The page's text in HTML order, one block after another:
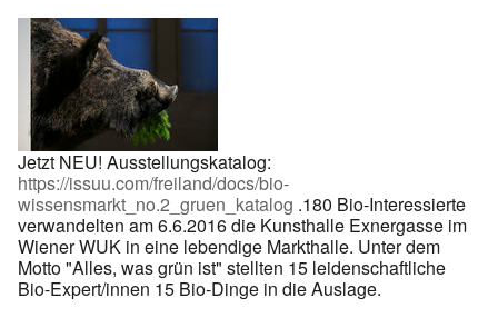
Jetzt NEU! Ausstellungskatalog:
https://issuu.com/freiland/docs/bio-
wissensmarkt_no.2_gruen_katalog .180 Bio-Interessierte
verwandelten am 6.6.2016 die Kunsthalle Exnergasse im
Wiener WUK in eine lebendige Markthalle. Unter dem
Motto "Alles, was grün ist" stellten 15 leidenschaftliche
Bio-Expert/innen 15 Bio-Dinge in die Auslage.